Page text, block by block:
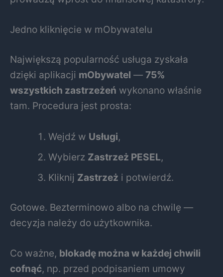
Jedno kliknięcie w mObywatelu
Największą popularność usługa zyskała
dzięki aplikacji mObywatel — 75%
wszystkich zastrzeżeń wykonano właśnie
tam. Procedura jest prosta:
Wejdź w Usługi,
Wybierz Zastrzeż PESEL,
Kliknij Zastrzeż i potwierdź.
Gotowe. Bezterminowo albo na chwilę —
decyzja należy do użytkownika.
Co ważne, blokadę można w każdej chwili
cofnąć, np. przed podpisaniem umowy